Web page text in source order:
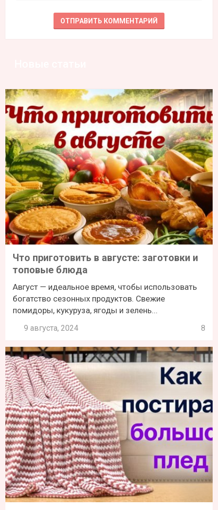
Что приготовить в августе: заготовки и
топовые блюда
Август — идеальное время, чтобы использовать
богатство сезонных продуктов. Свежие
помидоры, кукуруза, ягоды и зелень...
9 августа, 2024 8